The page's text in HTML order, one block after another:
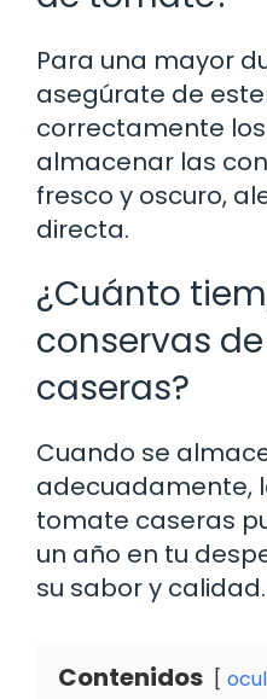
Para una mayor
asegúrate de
correctamente
almacenar las
fresco y oscuro,
directa.
¿Cuánto
conservas
caseras?
Cuando se
adecuadamente,
tomate caseras
un año en tu
su sabor y calidad.
Contenidos